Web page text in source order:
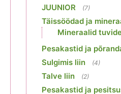
JUUNIOR (7)
Täissöödad ja
Mineraalid
Pesakastid ja
Sulgimis liin (4)
Talve liin (2)
Pesakastid ja